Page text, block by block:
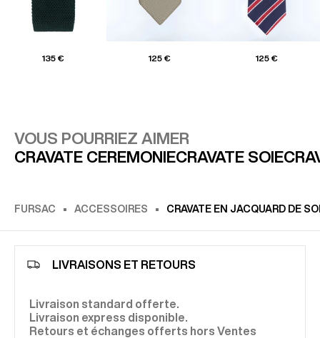
135 € 125 € 125 €
VOUS POURRIEZ AIMER
CRAVATE CEREMONIECRAVATE SOIE
FURSAC ACCESSOIRES CRAVATE EN JACQUARD DE
LIVRAISONS ET RETOURS
Livraison standard offerte.
Livraison express disponible.
Retours et échanges offerts hors Ventes